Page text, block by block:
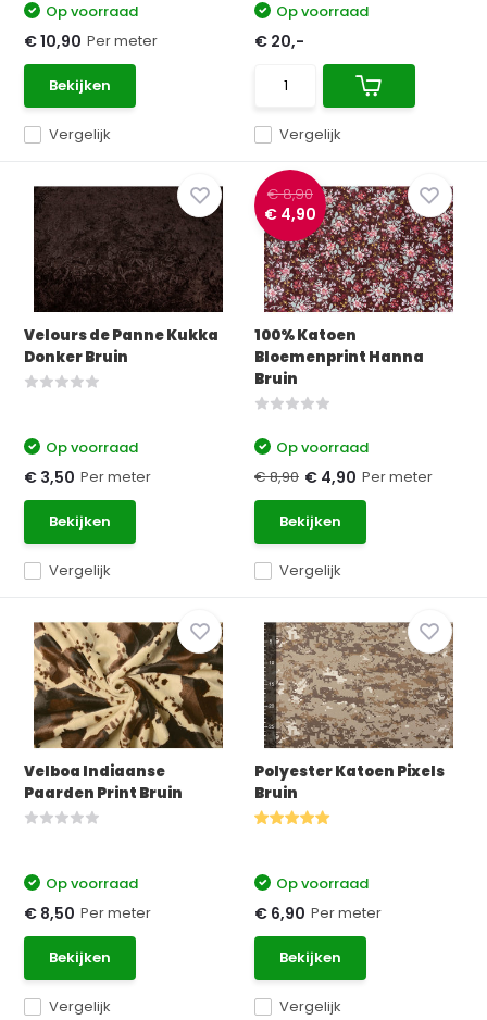
Vergelijk
Op voorraad
€ 10,90 Per meter
Bekijken
Vergelijk
Op voorraad
€ 20,-
Velours de Panne Kukka
Donker Bruin
Vergelijk
Op voorraad
€ 3,50 Per meter
Bekijken
€ 8,90
€ 4,90
100% Katoen
Bloemenprint Hanna
Bruin
Vergelijk
Op voorraad
€ 8,90 € 4,90 Per meter
Bekijken
Velboa Indiaanse
Paarden Print Bruin
Vergelijk
Op voorraad
€ 8,50 Per meter
Bekijken
Polyester Katoen Pixels
Bruin
Vergelijk
Op voorraad
€ 6,90 Per meter
Bekijken